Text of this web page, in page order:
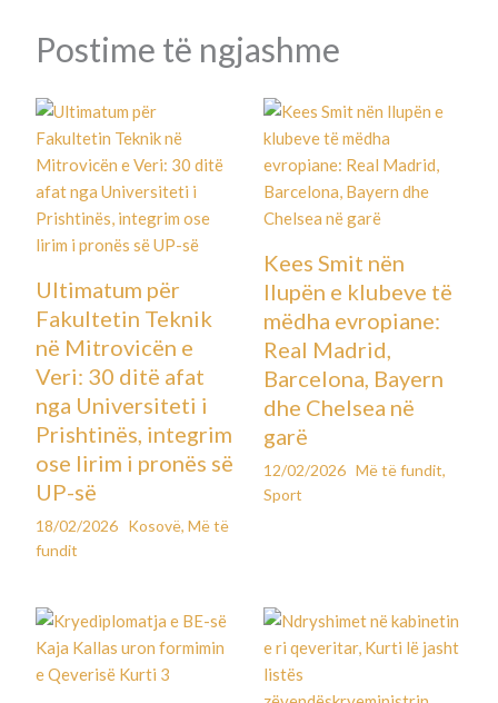
Postime të ngjashme
Ultimatum për
Fakultetin Teknik
në Mitrovicën e
Veri: 30 ditë afat
nga Universiteti i
Prishtinës, integrim
ose lirim i pronës së
UP-së
18/02/2026 Kosovë,Më të
fundit
Kees Smit nën
llupën e klubeve të
mëdha evropiane:
Real Madrid,
Barcelona, Bayern
dhe Chelsea në
garë
12/02/2026 Më të fundit,
Sport